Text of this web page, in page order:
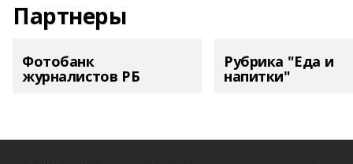
Партнеры
Фотобанк
журналистов РБ
Рубрика "Еда и
напитки"